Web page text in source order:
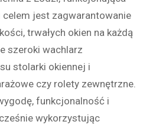
celem jest zagwarantowanie
trwałych okien na każdą
szeroki wachlarz
stolarki okiennej i
czy rolety zewnętrzne.
funkcjonalność i
wykorzystując